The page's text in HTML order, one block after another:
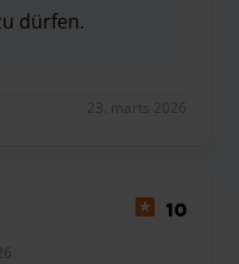
dürfen.
23. marts 2026
10